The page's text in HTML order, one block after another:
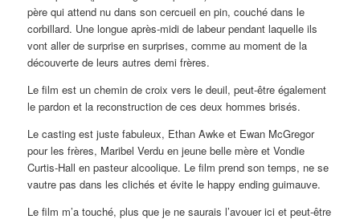
père qui attend nu dans son cercueil en pin, couché dans le
corbillard. Une longue après-midi de labeur pendant laquelle ils
vont aller de surprise en surprises, comme au moment de la
découverte de leurs autres demi frères.
Le film est un chemin de croix vers le deuil, peut-être également
le pardon et la reconstruction de ces deux hommes brisés.
Le casting est juste fabuleux, Ethan Awke et Ewan McGregor
pour les frères, Maribel Verdu en jeune belle mère et Vondie
Curtis-Hall en pasteur alcoolique. Le film prend son temps, ne se
vautre pas dans les clichés et évite le happy ending guimauve.
Le film m’a touché, plus que je ne saurais l’avouer ici et peut-être